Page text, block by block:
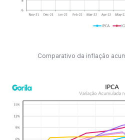
Comparativo da inflação